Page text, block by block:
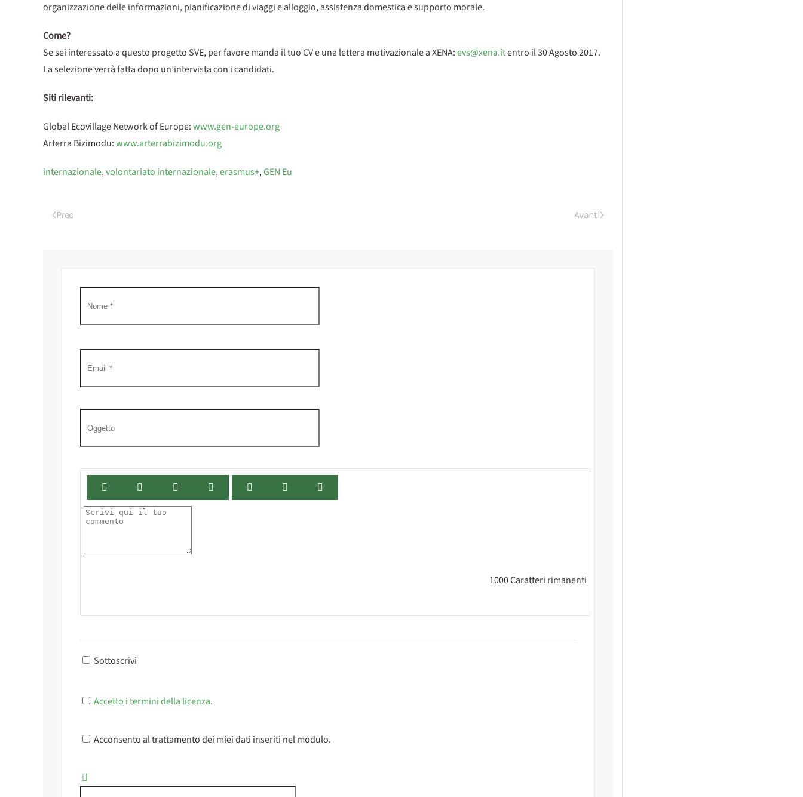
organizzazione delle informazioni, pianificazione di viaggi e alloggio, assistenza domestica e supporto morale.
Come?
Se sei interessato a questo progetto SVE, per favore manda il tuo CV e una lettera motivazionale a XENA:evs@xena.itentro il 30 Agosto 2017.
La selezione verrà fatta dopo un’intervista con i candidati.
Siti rilevanti:
Global Ecovillage Network of Europe:www.gen-europe.org
Arterra Bizimodu:www.arterrabizimodu.org
internazionale,volontariato internazionale,erasmus+,GEN Eu
Prec Avanti
1000Caratteri rimanenti
Sottoscrivi
Accetto i termini della licenza.
Acconsento al trattamento dei miei dati inseriti nel modulo.